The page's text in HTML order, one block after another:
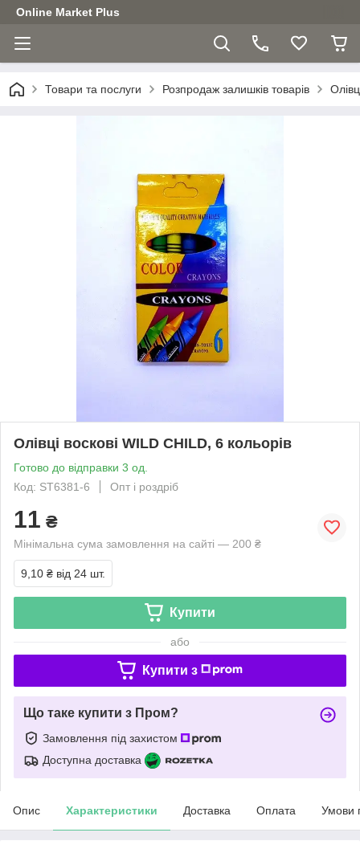
Online Market Plus
Товари та послуги Розпродаж залишків товарів
Олівці воскові WILD CHILD, 6 кольорів
Готово до відправки 3 од.
Код: ST6381-6
Опт і роздріб
11 ₴
Мінімальна сума замовлення на сайті — 200 ₴
9,10 ₴ від 24 шт.
Купити
або
Купити з
Що таке купити з Пром?
Замовлення під захистом
Доступна доставка
Опис Характеристики Доставка Оплата Умови